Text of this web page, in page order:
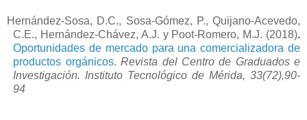
Hernández-Sosa, D.C., Sosa-Gómez, P., Quijano-Acevedo,
C.E., Hernández-Chávez, A.J. y Poot-Romero, M.J. (2018).
Oportunidades de mercado para una comercializadora de
productos orgánicos. Revista del Centro de Graduados e
Investigación. Instituto Tecnológico de Mérida, 33(72),90-
94